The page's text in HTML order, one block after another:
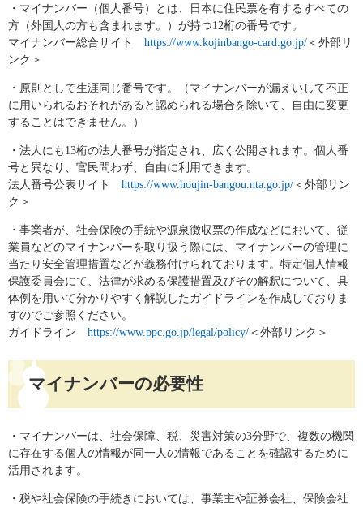
・マイナンバー（個人番号）とは、日本に住民票を有するすべての
方（外国人の方も含まれます。）が持つ12桁の番号です。
マイナンバー総合サイト https://www.kojinbango-card.go.jp/ ＜外部リ
ンク＞
・原則として生涯同じ番号です。（マイナンバーが漏えいして不正
に用いられるおそれがあると認められる場合を除いて、自由に変更
することはできません。）
・法人にも13桁の法人番号が指定され、広く公開されます。個人番
号と異なり、官民問わず、自由に利用できます。
法人番号公表サイト https://www.houjin-bangou.nta.go.jp/ ＜外部リン
ク＞
・事業者が、社会保険の手続や源泉徴収票の作成などにおいて、従
業員などのマイナンバーを取り扱う際には、マイナンバーの管理に
当たり安全管理措置などが義務付けられております。特定個人情報
保護委員会にて、法律が求める保護措置及びその解釈について、具
体例を用いて分かりやすく解説したガイドラインを作成しておりま
すのでご参照ください。
ガイドライン https://www.ppc.go.jp/legal/policy/ ＜外部リンク＞
マイナンバーの必要性
・マイナンバーは、社会保障、税、災害対策の3分野で、複数の機関
に存在する個人の情報が同一人の情報であることを確認するために
活用されます。
・税や社会保険の手続きにおいては、事業主や証券会社、保険会社